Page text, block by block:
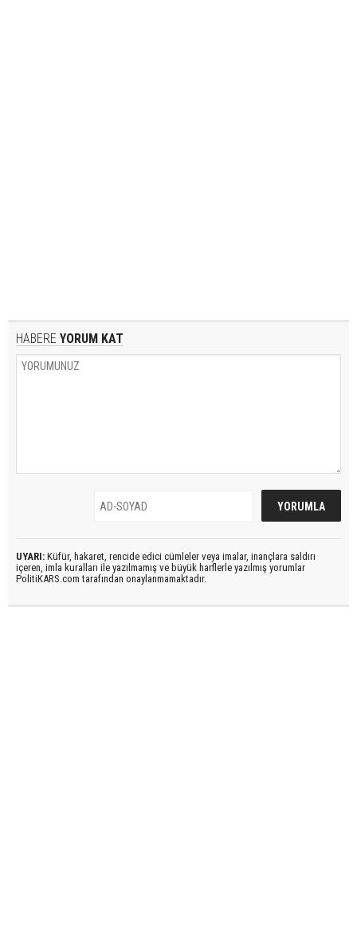
HABERE YORUM KAT
UYARI: Küfür, hakaret, rencide edici cümleler veya imalar, inançlara saldırı
içeren, imla kuralları ile yazılmamış ve büyük harflerle yazılmış yorumlar
PolitiKARS.com tarafından onaylanmamaktadır.